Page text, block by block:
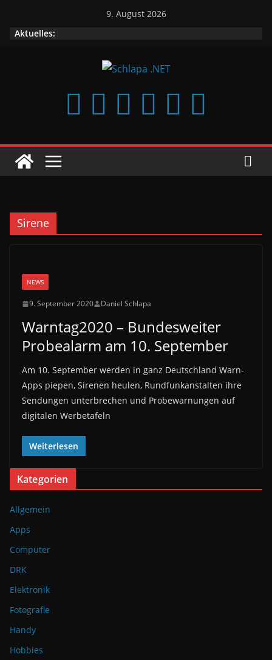
9. August 2026
Aktuelles:
Sirene
NEWS
9. September 2020 Daniel Schlapa
Warntag2020 – Bundesweiter
Probealarm am 10. September
Am 10. September werden in ganz Deutschland Warn-
Apps piepen, Sirenen heulen, Rundfunkanstalten ihre
Sendungen unterbrechen und Probewarnungen auf
digitalen Werbetafeln
Weiterlesen
Kategorien
Allgemein
Apps
Computer
DRK
Elektronik
Fotografie
Handy
Hobbies